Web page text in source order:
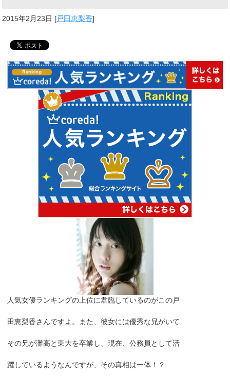
2015年2月23日 [戸田恵梨香]
人気女優ランキングの上位に君臨しているのがこの戸
田恵梨香さんですよ。また、彼女には優秀な兄がいて
その兄が灘高と東大を卒業し、現在、公務員として活
躍しているようなんですが、その真相は一体！？